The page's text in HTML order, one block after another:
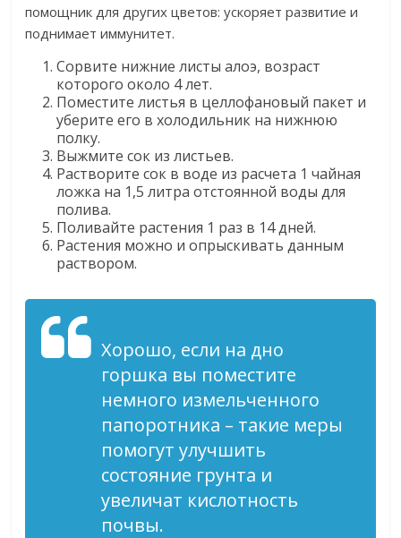
помощник для других цветов: ускоряет развитие и
поднимает иммунитет.
Сорвите нижние листы алоэ, возраст
которого около 4 лет.
Поместите листья в целлофановый пакет и
уберите его в холодильник на нижнюю
полку.
Выжмите сок из листьев.
Растворите сок в воде из расчета 1 чайная
ложка на 1,5 литра отстоянной воды для
полива.
Поливайте растения 1 раз в 14 дней.
Растения можно и опрыскивать данным
раствором.
Хорошо, если на дно
горшка вы поместите
немного измельченного
папоротника – такие меры
помогут улучшить
состояние грунта и
увеличат кислотность
почвы.